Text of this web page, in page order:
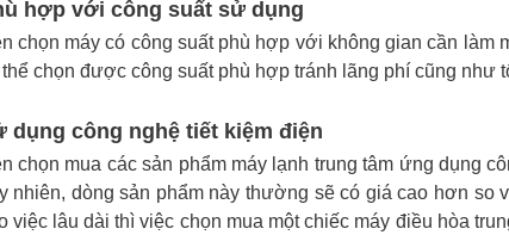
hợp với công suất sử dụng
chọn máy có công suất phù hợp với không gian cần làm
chọn được công suất phù hợp tránh lãng phí cũng như
dụng công nghệ tiết kiệm điện
chọn mua các sản phẩm máy lạnh trung tâm ứng dụng
nhiên, dòng sản phẩm này thường sẽ có giá cao hơn so
việc lâu dài thì việc chọn mua một chiếc máy điều hòa